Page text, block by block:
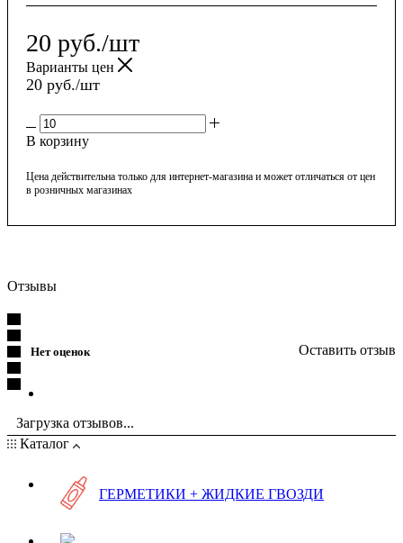
20 руб./шт
Варианты цен
20 руб./шт
В корзину
Цена действительна только для интернет-магазина и может отличаться от цен
в розничных магазинах
Отзывы
Нет оценок Оставить отзыв
Загрузка отзывов...
Каталог
ГЕРМЕТИКИ + ЖИДКИЕ ГВОЗДИ